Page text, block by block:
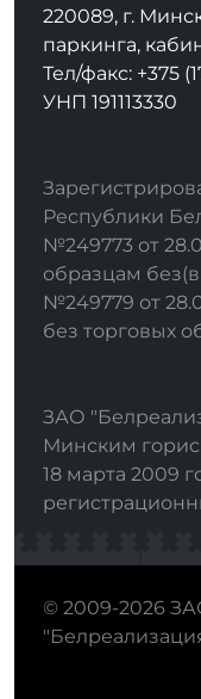
220089, г.
паркинга,
Тел/факс: +375
УНП 191113330
Республики
№249773 от
образцам
№249779 от
без торговых
ЗАО
Минским
18 марта 2009
© 2009-2026